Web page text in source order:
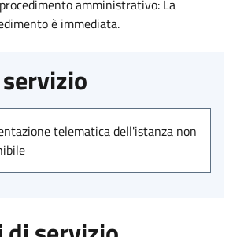
amministrativo: La
è immediata.
telematica dell'istanza non